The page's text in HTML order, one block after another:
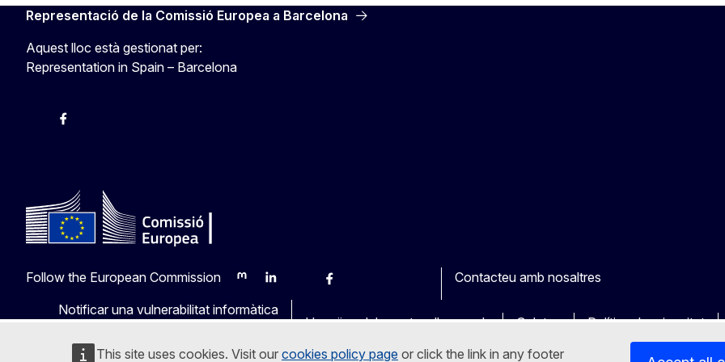
This site uses cookies. Visit our cookies policy page or click the link in any footer
Representació de la Comissió Europea a Barcelona
Aquest lloc està gestionat per:
Representation in Spain – Barcelona
InstagramFacebook
Follow the European Commission
MastodonLinkedInBlueskyFacebook
Contacteu amb nosaltres
Notificar una vulnerabilitat informàtica
Llengües dels nostres llocs web
Galetes Política de privacitat